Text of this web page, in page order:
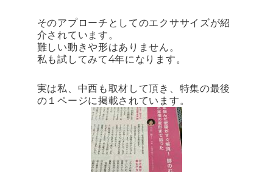
そのアプローチとしてのエクササイズが紹
介されています。
難しい動きや形はありません。
私も試してみて4年になります。
実は私、中西も取材して頂き、特集の最後
の１ページに掲載されています。